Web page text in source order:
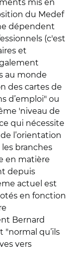
mis en
du Medef
dépendent
(c'est
et
au monde
des cartes de
d’emploi" ou
'niveau de
qui nécessite
l’orientation
branches
en matière
depuis
actuel est
en fonction
Bernard
"normal qu’ils
vers